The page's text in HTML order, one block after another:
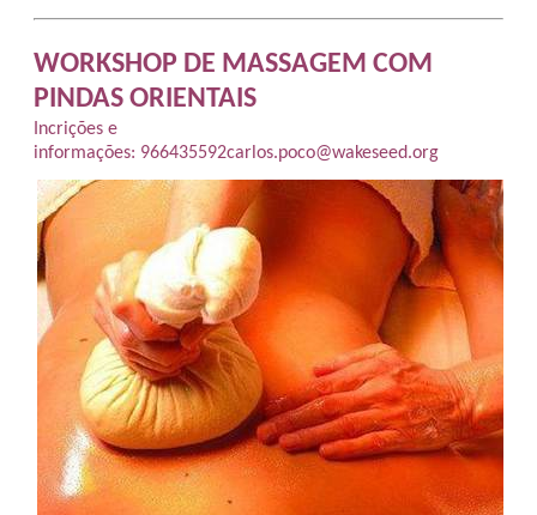
WORKSHOP DE MASSAGEM COM
PINDAS ORIENTAIS
Incrições e
informações: 966435592carlos.poco@wakeseed.org